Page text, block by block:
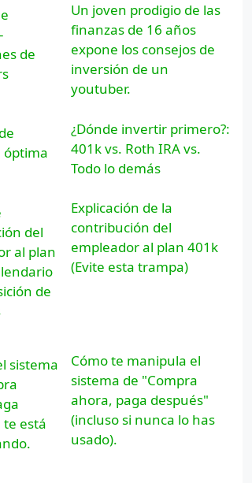
Un joven prodigio de las
finanzas de 16 años
expone los consejos de
inversión de un
youtuber.
¿Dónde invertir primero?:
401k vs. Roth IRA vs.
Todo lo demás
Explicación de la
contribución del
empleador al plan 401k
(Evite esta trampa)
Cómo te manipula el
sistema de "Compra
ahora, paga después"
(incluso si nunca lo has
usado).